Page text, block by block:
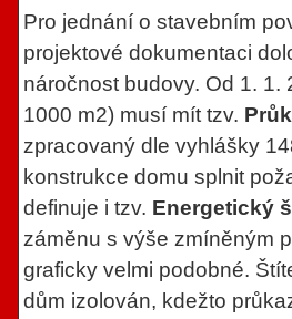
Pro jednání o stavebním
projektové dokumentaci
náročnost budovy. Od 1.
1000 m2) musí mít tzv.
zpracovaný dle vyhlášky
konstrukce domu splnit
definuje i tzv. Energetický
záměnu s výše zmíněným
graficky velmi podobné.
dům izolován, kdežto